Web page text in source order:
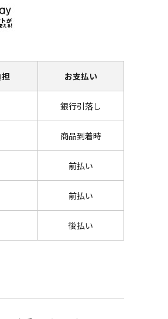
お支払い
銀行引落し
商品到着時
前払い
前払い
後払い